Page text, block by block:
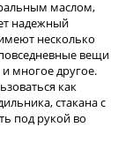
маслом,
надежный
несколько
вещи
многое другое.
как
стакана с
под рукой во